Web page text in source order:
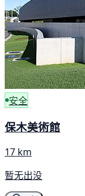
安全
保木美術館
17 km
暂无出没